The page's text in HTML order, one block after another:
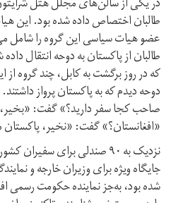
طالبان اختصاص داده شده‌ بود. این
عضو هیات سیاسی این گروه را شامل
طالبان از پاکستان به دوحه انتقال
که در روز برگشت به کابل، چند گروه از
دوحه دیدم که به پاکستان پرواز
صاحب کجا سفر دارید؟» گفت:
«افغانستان؟» گفت: «نخیر،
جایگاه ویژه برای وزیران خارجه و
شده بود، به‌جز نماینده حکومت رسمی